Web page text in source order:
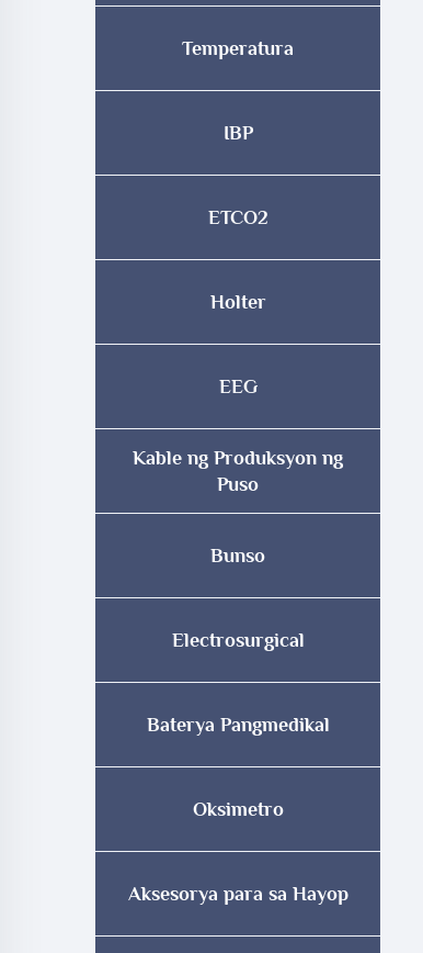
Temperatura
IBP
ETCO2
Holter
EEG
Kable ng Produksyon ng
Puso
Bunso
Electrosurgical
Baterya Pangmedikal
Oksimetro
Aksesorya para sa Hayop